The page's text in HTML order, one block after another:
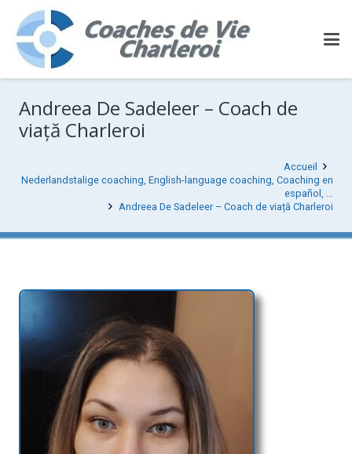
Andreea De Sadeleer – Coach de
viață Charleroi
Accueil
Nederlandstalige coaching, English-language coaching, Coaching en
español, …
Andreea De Sadeleer – Coach de viață Charleroi